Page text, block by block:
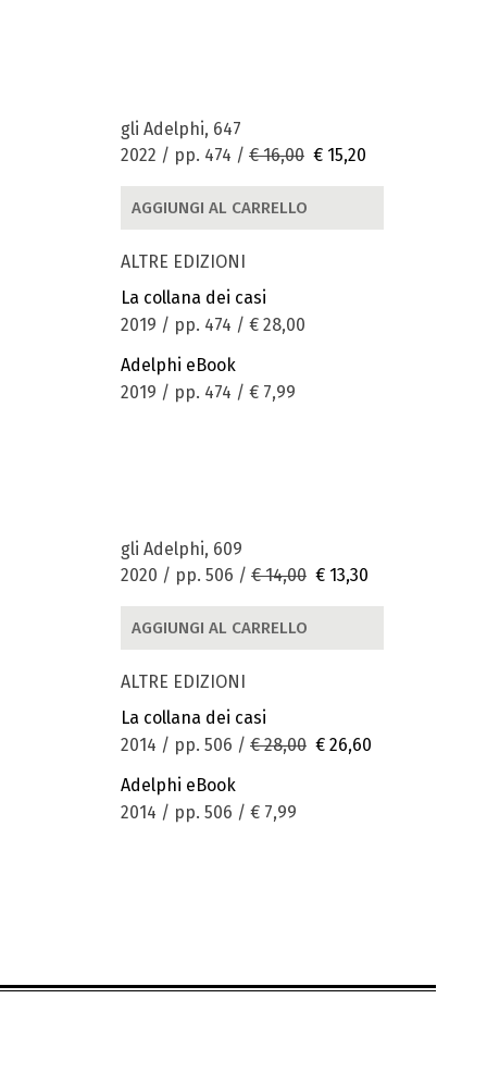
gli Adelphi, 647
2022 / pp. 474 / € 16,00 € 15,20
AGGIUNGI AL CARRELLO
ALTRE EDIZIONI
La collana dei casi
2019 / pp. 474 / € 28,00
Adelphi eBook
2019 / pp. 474 / € 7,99
gli Adelphi, 609
2020 / pp. 506 / € 14,00 € 13,30
AGGIUNGI AL CARRELLO
ALTRE EDIZIONI
La collana dei casi
2014 / pp. 506 / € 28,00 € 26,60
Adelphi eBook
2014 / pp. 506 / € 7,99